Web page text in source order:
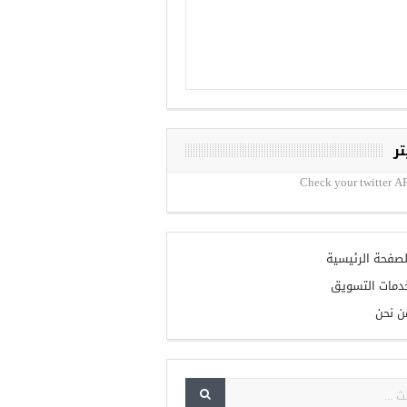
Check your twitter
الرئيسية
التسويق
نحن